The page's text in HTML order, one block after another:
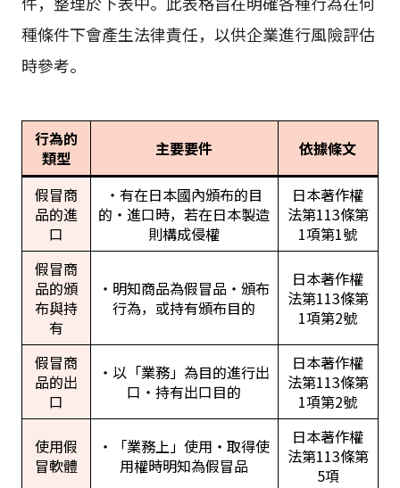
種條件下會產生法律責任，以供企業進行風險評估
時參考。
行為的
類型
主要要件 依據條文
假冒商
品的進
口
・有在日本國內頒布的目
的・進口時，若在日本製造
則構成侵權
日本著作權
法第113條第
1項第1號
假冒商
品的頒
布與持
有
・明知商品為假冒品・頒布
行為，或持有頒布目的
日本著作權
法第113條第
1項第2號
假冒商
品的出
口
・以「業務」為目的進行出
口・持有出口目的
日本著作權
法第113條第
1項第2號
使用假
冒軟體
・「業務上」使用・取得使
用權時明知為假冒品
日本著作權
法第113條第
5項